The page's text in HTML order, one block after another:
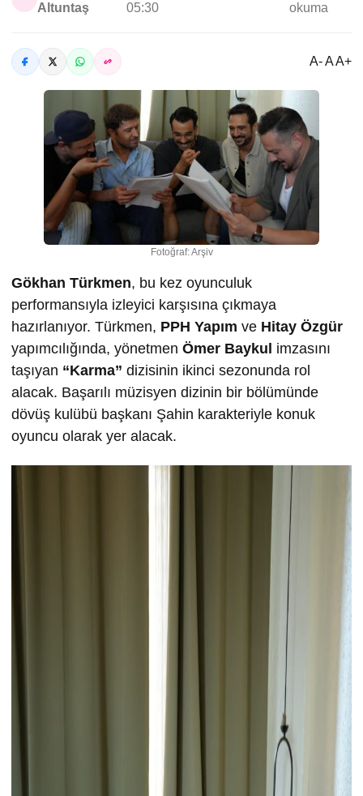
Altuntaş
05:30
okuma
A- A A+
Fotoğraf: Arşiv
Gökhan Türkmen, bu kez oyunculuk
performansıyla izleyici karşısına çıkmaya
hazırlanıyor. Türkmen, PPH Yapım ve Hitay Özgür
yapımcılığında, yönetmen Ömer Baykul imzasını
taşıyan “Karma” dizisinin ikinci sezonunda rol
alacak. Başarılı müzisyen dizinin bir bölümünde
dövüş kulübü başkanı Şahin karakteriyle konuk
oyuncu olarak yer alacak.